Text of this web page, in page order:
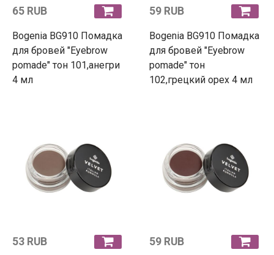
65 RUB
Bogenia BG910 Помадка
для бровей "Eyebrow
pomade" тон 101,анегри
4 мл
59 RUB
Bogenia BG910 Помадка
для бровей "Eyebrow
pomade" тон
102,грецкий орех 4 мл
53 RUB 59 RUB